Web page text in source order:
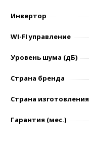
Инвертор
WI-FI управление
Уровень шумa (дБ)
Страна бренда
Страна изготовления
Гарантия (мес.)